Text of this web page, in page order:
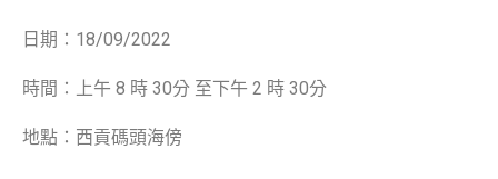
日期：18/09/2022
時間：上午 8 時 30分 至下午 2 時 30分
地點：西貢碼頭海傍